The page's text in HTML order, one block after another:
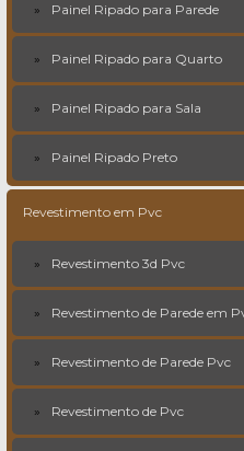
Painel Ripado para Parede
Painel Ripado para Quarto
Painel Ripado para Sala
Painel Ripado Preto
Revestimento em Pvc
Revestimento 3d Pvc
Revestimento de Parede em
Revestimento de Parede Pvc
Revestimento de Pvc